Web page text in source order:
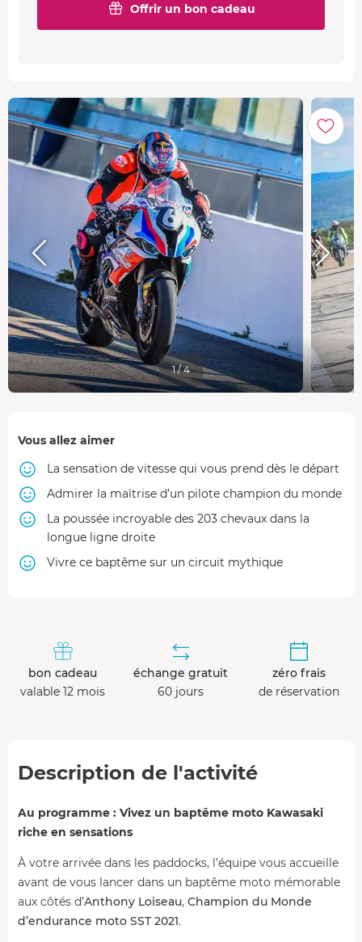
Offrir un bon cadeau
1 / 4
Vous allez aimer
La sensation de vitesse qui vous prend dès le départ
Admirer la maîtrise d’un pilote champion du monde
La poussée incroyable des 203 chevaux dans la
longue ligne droite
Vivre ce baptême sur un circuit mythique
bon cadeau
valable 12 mois
échange gratuit
60 jours
zéro frais
de réservation
Description de l'activité
Au programme : Vivez un baptême moto Kawasaki
riche en sensations
À votre arrivée dans les paddocks, l’équipe vous accueille
avant de vous lancer dans un baptême moto mémorable
aux côtés d’Anthony Loiseau, Champion du Monde
d’endurance moto SST 2021.